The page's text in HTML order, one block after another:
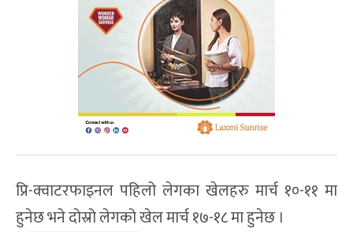
प्रि-क्वाटरफाइनल पहिलो लेगका खेलहरु मार्च १०-११ मा
हुनेछ भने दोस्रो लेगको खेल मार्च १७-१८ मा हुनेछ ।